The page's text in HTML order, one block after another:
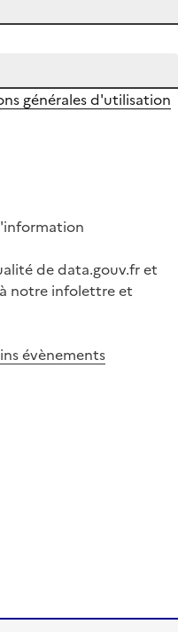
générales d'utilisation
de data.gouv.fr et
notre infolettre et
évènements